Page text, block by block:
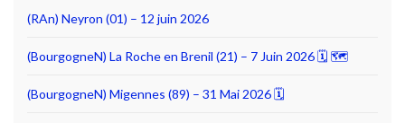
(RAn) Neyron (01) – 12 juin 2026
(BourgogneN) La Roche en Brenil (21) – 7 Juin 2026 🗓 🗺
(BourgogneN) Migennes (89) – 31 Mai 2026 🗓